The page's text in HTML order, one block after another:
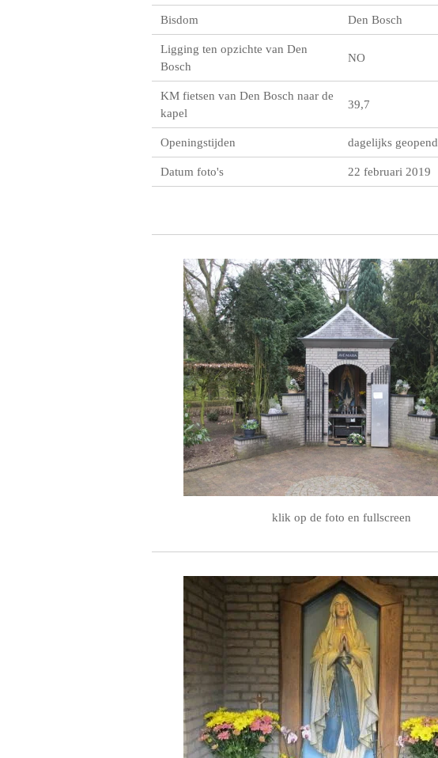
Bisdom Den Bosch
Ligging ten opzichte van Den
Bosch
NO
KM fietsen van Den Bosch naar de
kapel
39,7
Openingstijden dagelijks geopend
Datum foto's 22 februari 2019
klik op de foto en fullscreen